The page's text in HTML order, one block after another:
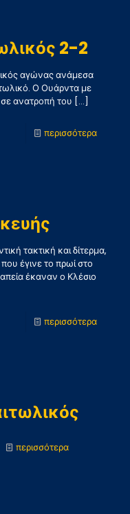
2-2
αγώνας ανάμεσα
Ο Ουάρντα με
σε ανατροπή του […]
περισσότερα-
τακτική και δίτερμα,
έγινε το πρωί στο
έκαναν ο Κλέσιο
περισσότερα-
περισσότερα-